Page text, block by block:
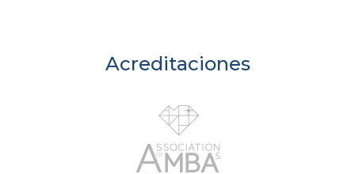
Acreditaciones